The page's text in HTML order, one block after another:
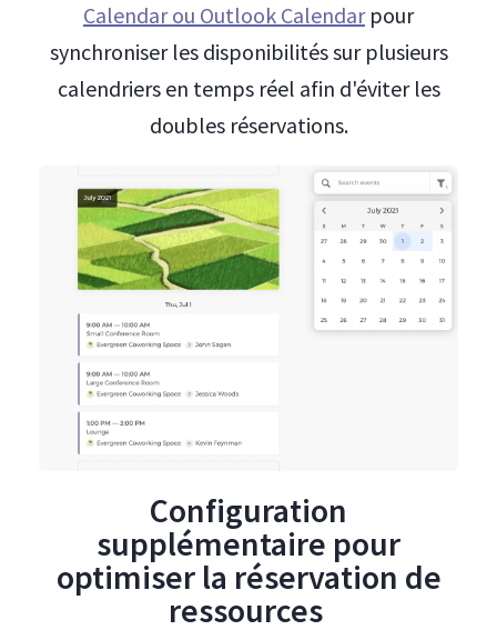
Calendar ou Outlook Calendarpour
synchroniser les disponibilités sur plusieurs
calendriers en temps réel afin d'éviter les
doubles réservations.
Configuration
supplémentaire pour
optimiser la réservation de
ressources